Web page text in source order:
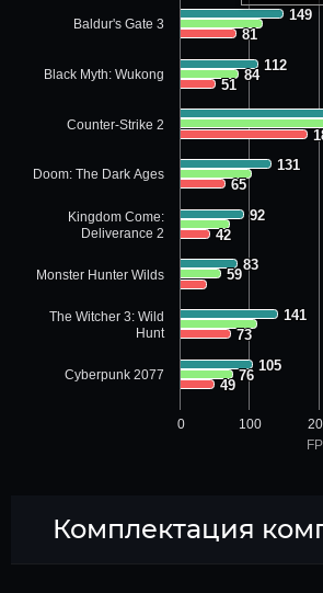
149
149
112
112
131
131
92
92
83
83
141
141
105
105
84
84
59
59
76
76
81
81
51
51
65
65
42
42
73
73
49
49
0 100
Baldur's Gate 3
Black Myth: Wukong
Counter-Strike 2
Doom: The Dark Ages
Kingdom Come:
Deliverance 2
Monster Hunter Wilds
The Witcher 3: Wild
Hunt
Cyberpunk 2077
Комплектация